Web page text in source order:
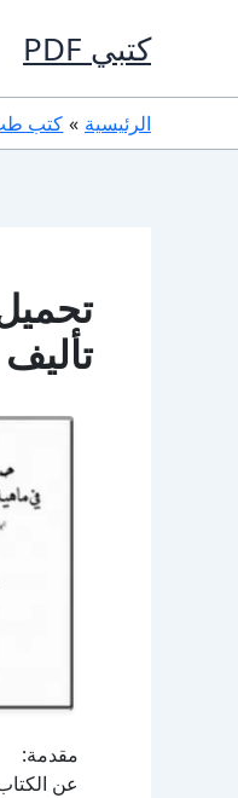
كتبي PDF
الرئيسية كتب
مقدمة:
عن